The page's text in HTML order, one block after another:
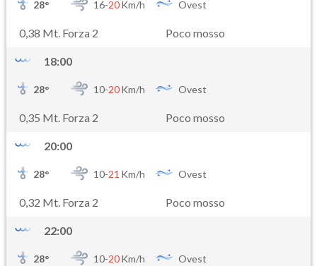
28° 16-20Km/h Ovest
0,38 Mt. Forza 2 Poco mosso
18:00
28° 10-20Km/h Ovest
0,35 Mt. Forza 2 Poco mosso
20:00
28° 10-21 Km/h Ovest
0,32 Mt. Forza 2 Poco mosso
22:00
28° 10-20Km/h Ovest